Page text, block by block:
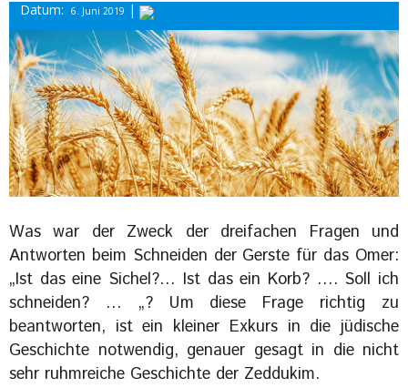
Datum: 6. Juni 2019 |
Was war der Zweck der dreifachen Fragen und
Antworten beim Schneiden der Gerste für das Omer:
„Ist das eine Sichel?… Ist das ein Korb? …. Soll ich
schneiden? … „? Um diese Frage richtig zu
beantworten, ist ein kleiner Exkurs in die jüdische
Geschichte notwendig, genauer gesagt in die nicht
sehr ruhmreiche Geschichte der Zeddukim.